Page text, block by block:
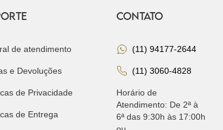
de atendimento
e Devoluções
de Privacidade
de Entrega
CONTATO
(11) 94177-2644
(11) 3060-4828
Horário de
Atendimento: De 2ª à
6ª das 9:30h às 17:00h